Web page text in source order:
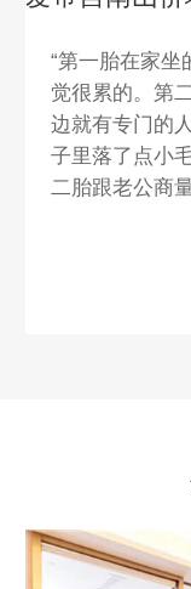
“第一胎在家
觉很累的。第
边就有专门的
子里落了点小
二胎跟老公商